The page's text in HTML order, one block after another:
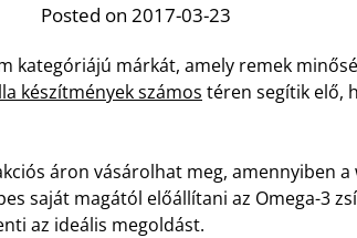
Posted on 2017-03-23
kategóriájú márkát, amely remek
készítmények számos téren segítik elő,
áron vásárolhat meg, amennyiben
saját magától előállítani az Omega-3
az ideális megoldást.